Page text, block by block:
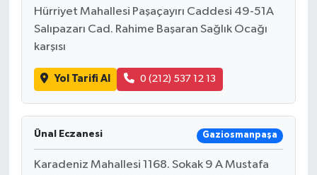
Hürriyet Mahallesi Paşaçayırı Caddesi 49-51A
Salıpazarı Cad. Rahime Başaran Sağlık Ocağı
karşısı
Yol Tarifi Al 0 (212) 537 12 13
Ünal Eczanesi Gaziosmanpaşa
Karadeniz Mahallesi 1168. Sokak 9 A Mustafa